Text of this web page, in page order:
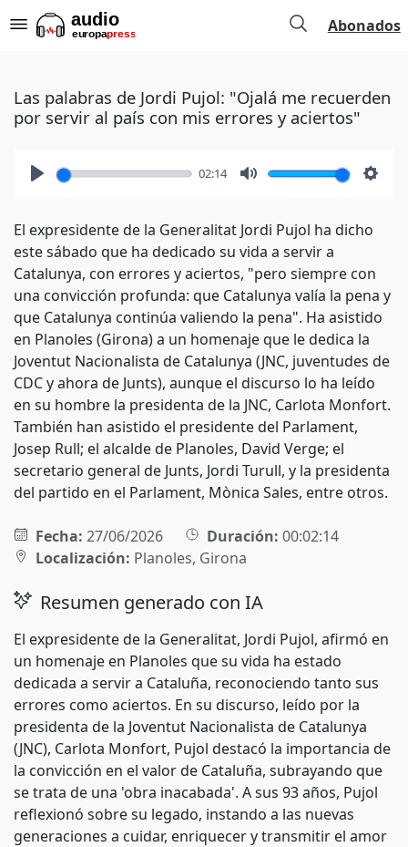
Abonados
Las palabras de Jordi Pujol: "Ojalá me recuerden
por servir al país con mis errores y aciertos"
02:14
El expresidente de la Generalitat Jordi Pujol ha dicho
este sábado que ha dedicado su vida a servir a
Catalunya, con errores y aciertos, "pero siempre con
una convicción profunda: que Catalunya valía la pena y
que Catalunya continúa valiendo la pena". Ha asistido
en Planoles (Girona) a un homenaje que le dedica la
Joventut Nacionalista de Catalunya (JNC, juventudes de
CDC y ahora de Junts), aunque el discurso lo ha leído
en su hombre la presidenta de la JNC, Carlota Monfort.
También han asistido el presidente del Parlament,
Josep Rull; el alcalde de Planoles, David Verge; el
secretario general de Junts, Jordi Turull, y la presidenta
del partido en el Parlament, Mònica Sales, entre otros.
Fecha: 27/06/2026 Duración: 00:02:14
Localización: Planoles, Girona
Resumen generado con IA
El expresidente de la Generalitat, Jordi Pujol, afirmó en
un homenaje en Planoles que su vida ha estado
dedicada a servir a Cataluña, reconociendo tanto sus
errores como aciertos. En su discurso, leído por la
presidenta de la Joventut Nacionalista de Catalunya
(JNC), Carlota Monfort, Pujol destacó la importancia de
la convicción en el valor de Cataluña, subrayando que
se trata de una 'obra inacabada'. A sus 93 años, Pujol
reflexionó sobre su legado, instando a las nuevas
generaciones a cuidar, enriquecer y transmitir el amor